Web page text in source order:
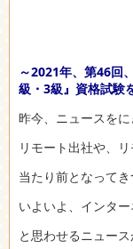
～2021年、第46回
級・3級』資格試験
昨今、ニュースをに
リモート出社や、
当たり前となって
いよいよ、インタ
と思わせるニュース